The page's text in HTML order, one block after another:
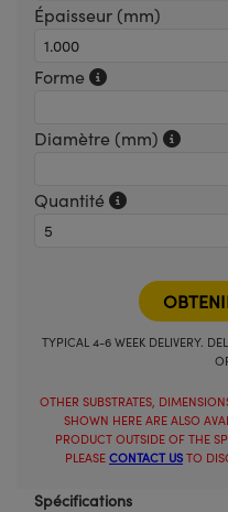
Épaisseur (mm)
Forme
Diamètre (mm)
Quantité
TYPICAL 4-6 WEEK DELIVERY.
OTHER SUBSTRATES,
SHOWN HERE ARE ALSO
PRODUCT OUTSIDE OF THE
PLEASE CONTACT US TO
Spécifications